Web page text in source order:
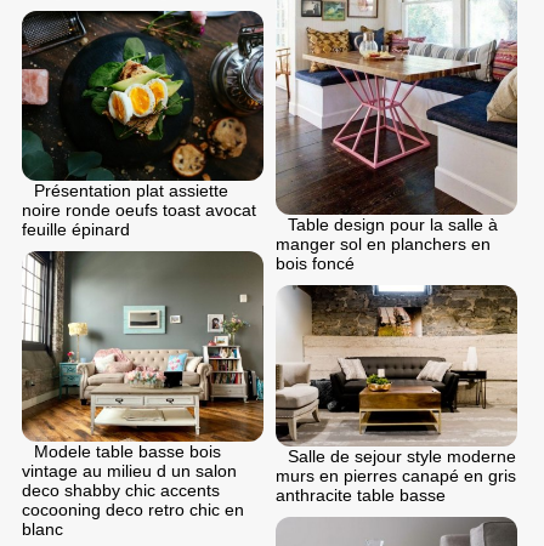
Table design pour la salle à
manger sol en planchers en
bois foncé
Présentation plat assiette
noire ronde oeufs toast avocat
feuille épinard
Modele table basse bois
vintage au milieu d un salon
deco shabby chic accents
cocooning deco retro chic en
blanc
Salle de sejour style moderne
murs en pierres canapé en gris
anthracite table basse